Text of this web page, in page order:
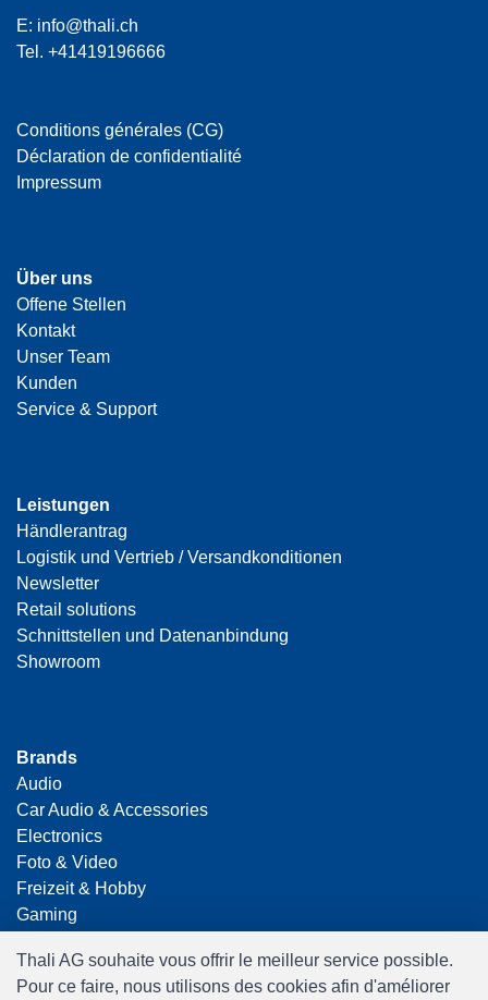
E: info@thali.ch
Tel. +41419196666
Conditions générales (CG)
Déclaration de confidentialité
Impressum
Über uns
Offene Stellen
Kontakt
Unser Team
Kunden
Service & Support
Leistungen
Händlerantrag
Logistik und Vertrieb / Versandkonditionen
Newsletter
Retail solutions
Schnittstellen und Datenanbindung
Showroom
Brands
Audio
Car Audio & Accessories
Electronics
Foto & Video
Freizeit & Hobby
Gaming
Home Office & Business
Merchandising
Thali AG souhaite vous offrir le meilleur service possible.
Pour ce faire, nous utilisons des cookies afin d'améliorer